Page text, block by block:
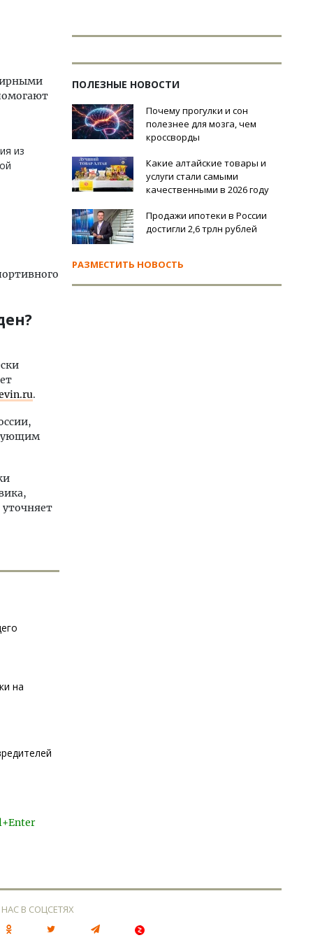
из
.
на
ПОЛЕЗНЫЕ НОВОСТИ
Почему прогулки и сон
полезнее для мозга, чем
кроссворды
Какие алтайские товары и
услуги стали самыми
качественными в 2026 году
Продажи ипотеки в России
достигли 2,6 трлн рублей
РАЗМЕСТИТЬ НОВОСТЬ
В СОЦСЕТЯХ